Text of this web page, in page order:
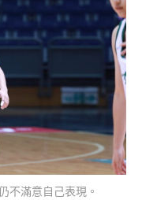
不滿意自己表現。